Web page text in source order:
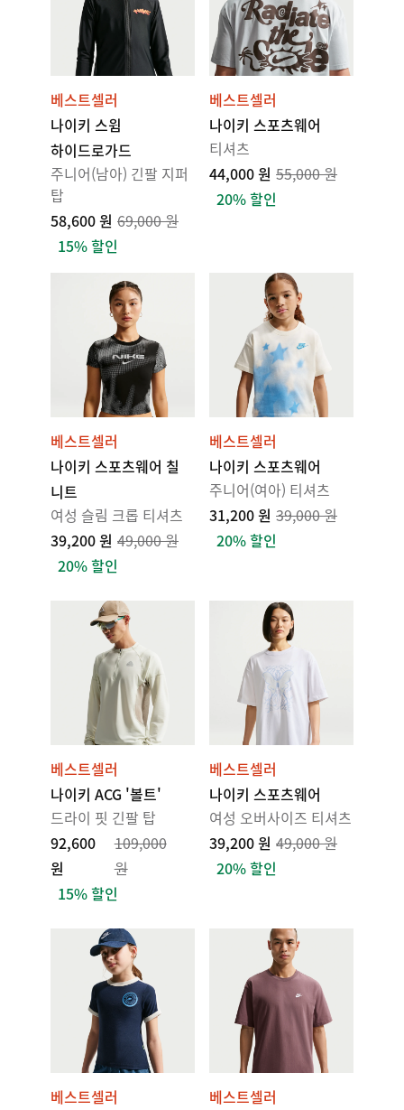
베스트셀러
나이키 스윔
하이드로가드
주니어(남아) 긴팔 지퍼
탑
58,600 원 69,000 원
15% 할인
베스트셀러
나이키 스포츠웨어
티셔츠
44,000 원 55,000 원
20% 할인
베스트셀러
나이키 스포츠웨어 칠
니트
여성 슬림 크롭 티셔츠
39,200 원 49,000 원
20% 할인
베스트셀러
나이키 스포츠웨어
주니어(여아) 티셔츠
31,200 원 39,000 원
20% 할인
베스트셀러
나이키 ACG '볼트'
드라이 핏 긴팔 탑
92,600
원
109,000
원
15% 할인
베스트셀러
나이키 스포츠웨어
여성 오버사이즈 티셔츠
39,200 원 49,000 원
20% 할인
베스트셀러
베스트셀러